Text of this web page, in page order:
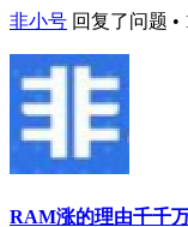
非小号 回复了问题 •
RAM涨的理由千千